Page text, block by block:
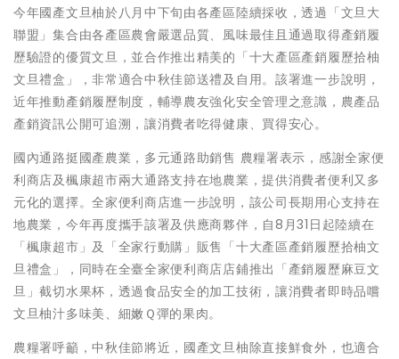
今年國產文旦柚於八月中下旬由各產區陸續採收，透過「文旦大
聯盟」集合由各產區農會嚴選品質、風味最佳且通過取得產銷履
歷驗證的優質文旦，並合作推出精美的「十大產區產銷履歷拾柚
文旦禮盒」，非常適合中秋佳節送禮及自用。該署進一步說明，
近年推動產銷履歷制度，輔導農友強化安全管理之意識，農產品
產銷資訊公開可追溯，讓消費者吃得健康、買得安心。
國內通路挺國產農業，多元通路助銷售 農糧署表示，感謝全家便
利商店及楓康超市兩大通路支持在地農業，提供消費者便利又多
元化的選擇。全家便利商店進一步說明，該公司長期用心支持在
地農業，今年再度攜手該署及供應商夥伴，自8月31日起陸續在
「楓康超市」及「全家行動購」販售「十大產區產銷履歷拾柚文
旦禮盒」，同時在全臺全家便利商店店鋪推出「產銷履歷麻豆文
旦」截切水果杯，透過食品安全的加工技術，讓消費者即時品嚐
文旦柚汁多味美、細嫩Ｑ彈的果肉。
農糧署呼籲，中秋佳節將近，國產文旦柚除直接鮮食外，也適合